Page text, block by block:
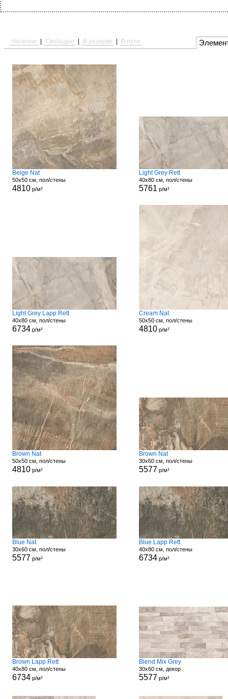
Наличие Свободно В резерве В пути
Beige Nat
50x50 см, пол/стены
4810р/м²
Light Grey Rett
40x80 см, пол/стены
5761 р/м²
Light Grey Lapp Rett
40x80 см, пол/стены
6734р/м²
Cream Nat
50x50 см, пол/стены
4810р/м²
Brown Nat
50x50 см, пол/стены
4810р/м²
Brown Nat
30x60 см, пол/стены
5577 р/м²
Blue Nat
30x60 см, пол/стены
5577 р/м²
Blue Lapp Rett
40x80 см, пол/стены
6734р/м²
Brown Lapp Rett
40x80 см, пол/стены
6734р/м²
Blend Mix Grey
30x60 см, декор
5577 р/м²